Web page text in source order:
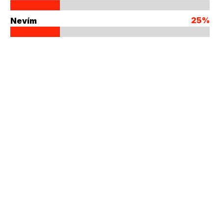
Nevím 25%